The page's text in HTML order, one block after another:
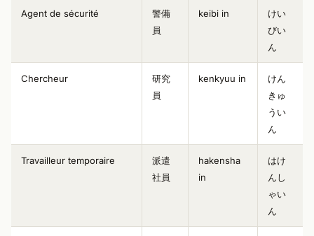
Agent de sécurité
警備
員
keibi in
けい
びい
ん
Chercheur
研究
員
kenkyuu in
けん
きゅ
うい
ん
Travailleur temporaire
派遣
社員
hakensha
in
はけ
んし
ゃい
ん